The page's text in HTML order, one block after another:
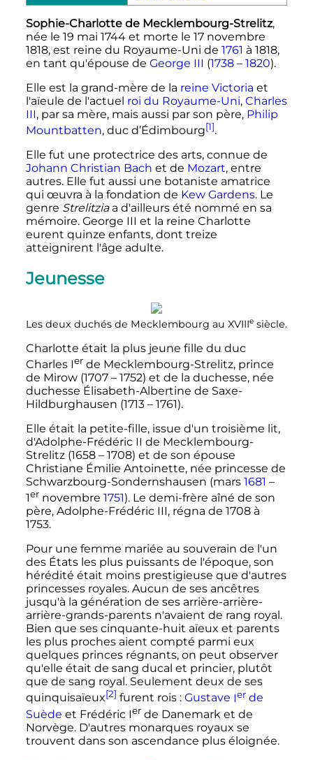
Sophie-Charlotte de Mecklembourg-Strelitz,
née le 19 mai 1744et morte le 17 novembre
1818, est reine du Royaume-Uni de 1761 à 1818,
en tant qu'épouse de George III (1738– 1820).
Elle est la grand-mère de la reine Victoria et
l'aïeule de l'actuel roi du Royaume-Uni, Charles
III, par sa mère, mais aussi par son père, Philip
Mountbatten, duc d’Édimbourg[1].
Elle fut une protectrice des arts, connue de
Johann Christian Bach et de Mozart, entre
autres. Elle fut aussi une botaniste amatrice
qui œuvra à la fondation de Kew Gardens. Le
genre Strelitziaa d'ailleurs été nommé en sa
mémoire. George III et la reine Charlotte
eurent quinze enfants, dont treize
atteignirent l'âge adulte.
Jeunesse
Les deux duchés de Mecklembourg au XVIIIe siècle.
Charlotte était la plus jeune fille du duc
Charles Ierde Mecklembourg-Strelitz, prince
de Mirow (1707 – 1752) et de la duchesse, née
duchesse Élisabeth-Albertine de Saxe-
Hildburghausen (1713 – 1761).
Elle était la petite-fille, issue d'un troisième lit,
d'Adolphe-Frédéric II de Mecklembourg-
Strelitz (1658 – 1708) et de son épouse
Christiane Émilie Antoinette, née princesse de
Schwarzbourg-Sondernshausen (mars 1681 –
1er novembre 1751). Le demi-frère aîné de son
père, Adolphe-Frédéric III, régna de 1708 à
1753.
Pour une femme mariée au souverain de l'un
des États les plus puissants de l'époque, son
hérédité était moins prestigieuse que d'autres
princesses royales. Aucun de ses ancêtres
jusqu'à la génération de ses arrière-arrière-
arrière-grands-parents n'avaient de rang royal.
Bien que ses cinquante-huit aïeux et parents
les plus proches aient compté parmi eux
quelques princes régnants, on peut observer
qu'elle était de sang ducal et princier, plutôt
que de sang royal. Seulement deux de ses
quinquisaïeux[2] furent rois : Gustave Ierde
Suède et Frédéric Ierde Danemark et de
Norvège. D'autres monarques royaux se
trouvent dans son ascendance plus éloignée.